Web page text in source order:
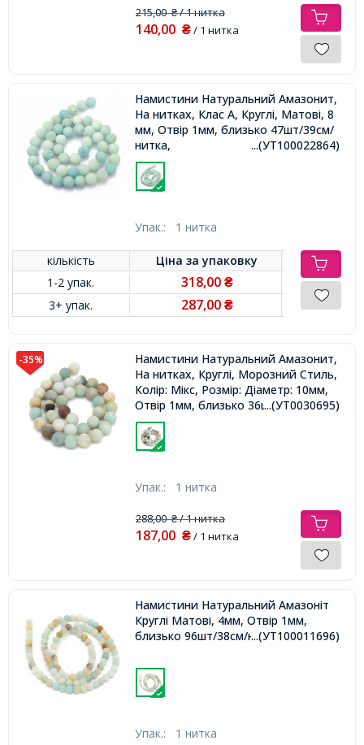
215,00₴/ 1 нитка
140,00 ₴/ 1 нитка
Намистини Натуральний Амазонит,
На нитках, Клас А, Круглі, Матові, 8
мм, Отвір 1мм, близько 47шт/39см/
нитка,
...(УТ100022864)
Упак.: 1 нитка
кількість Ціна заупаковку
1-2 упак.
318,00 ₴
3+ упак. 287,00 ₴
-35%
Намистини Натуральний Амазонит,
На нитках, Круглі, Морозний Стиль,
Колір: Мікс, Розмір: Діаметр: 10мм,
Отвір 1мм, близько 36шт/36см/
нитка,
...(УТ0030695)
Упак.: 1 нитка
288,00₴/ 1 нитка
187,00 ₴/ 1 нитка
Намистини Натуральний Амазоніт
Круглі Матові, 4мм, Отвір 1мм,
близько 96шт/38см/нитка,...(УТ100011696)
Упак.: 1 нитка